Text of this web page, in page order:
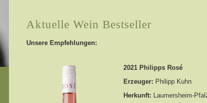
Aktuelle Wein Bestseller
Unsere Empfehlungen: